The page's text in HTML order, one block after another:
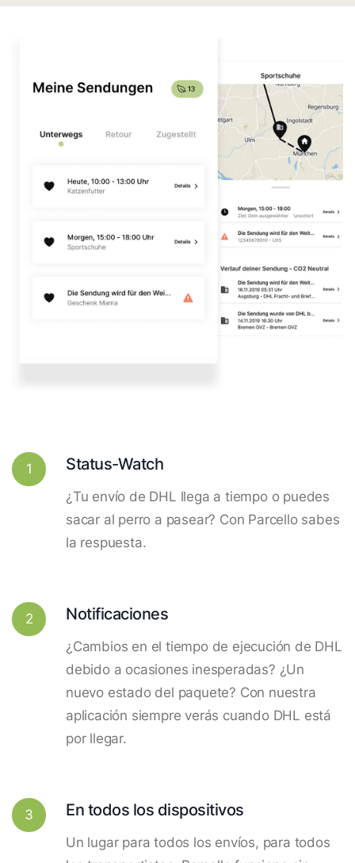
1 Status-Watch
¿Tu envío de DHL llega a tiempo o puedes
sacar al perro a pasear? Con Parcello sabes
la respuesta.
2 Notificaciones
¿Cambios en el tiempo de ejecución de DHL
debido a ocasiones inesperadas? ¿Un
nuevo estado del paquete? Con nuestra
aplicación siempre verás cuando DHL está
por llegar.
3 En todos los dispositivos
Un lugar para todos los envíos, para todos